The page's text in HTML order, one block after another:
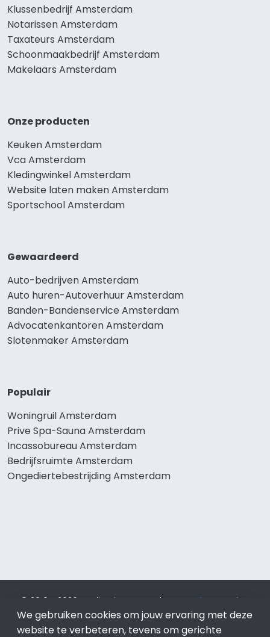
Klussenbedrijf Amsterdam
Notarissen Amsterdam
Taxateurs Amsterdam
Schoonmaakbedrijf Amsterdam
Makelaars Amsterdam
Onze producten
Keuken Amsterdam
Vca Amsterdam
Kledingwinkel Amsterdam
Website laten maken Amsterdam
Sportschool Amsterdam
Gewaardeerd
Auto-bedrijven Amsterdam
Auto huren-Autoverhuur Amsterdam
Banden-Bandenservice Amsterdam
Advocatenkantoren Amsterdam
Slotenmaker Amsterdam
Populair
Woningruil Amsterdam
Prive Spa-Sauna Amsterdam
Incassobureau Amsterdam
Bedrijfsruimte Amsterdam
Ongediertebestrijding Amsterdam
© 2019 - 2026 Realisatie en SEO door SEO-bureau
Lion
Internet. Betaal alleen voor bewezen resultaten?SEO
optimalisatie No Cure No Pay.Amsterdamis onderdeel van
We gebruiken cookies om jouw ervaring met deze
website te verbeteren, tevens om gerichte